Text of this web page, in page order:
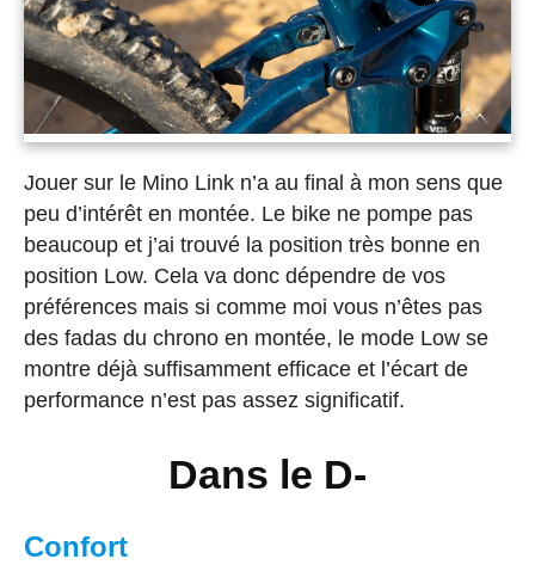
Jouer sur le Mino Link n’a au final à mon sens que
peu d’intérêt en montée. Le bike ne pompe pas
beaucoup et j’ai trouvé la position très bonne en
position Low. Cela va donc dépendre de vos
préférences mais si comme moi vous n’êtes pas
des fadas du chrono en montée, le mode Low se
montre déjà suffisamment efficace et l’écart de
performance n’est pas assez significatif.
Dans le D-
Confort